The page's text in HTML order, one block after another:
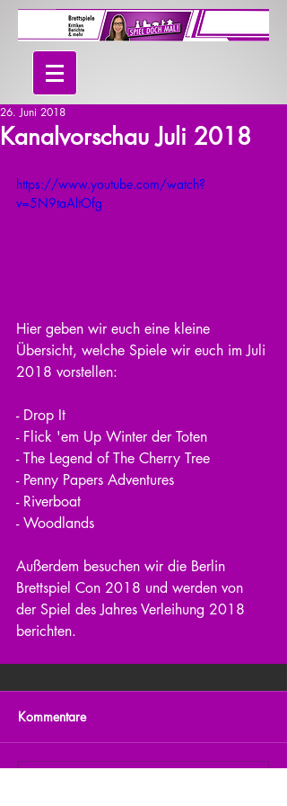
Kanalvorschau Juli 2018
26. Juni 2018
https://www.youtube.com/watch?
v=5N9taAltOfg
Hier geben wir euch eine kleine
Übersicht, welche Spiele wir euch im Juli
2018 vorstellen:
- Drop It
- Flick 'em Up Winter der Toten
- The Legend of The Cherry Tree
- Penny Papers Adventures
- Riverboat
- Woodlands
Außerdem besuchen wir die Berlin
Brettspiel Con 2018 und werden von
der Spiel des Jahres Verleihung 2018
berichten.
Kommentare